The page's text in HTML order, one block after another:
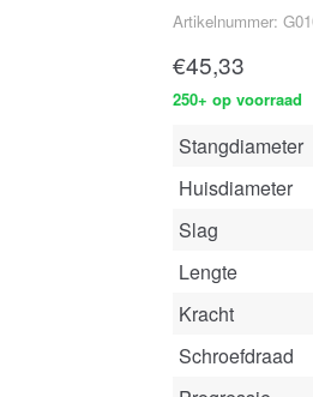
Stangdiameter
Huisdiameter
Slag
Lengte
Kracht
Schroefdraad
Progressie
Materiaal
Gewicht